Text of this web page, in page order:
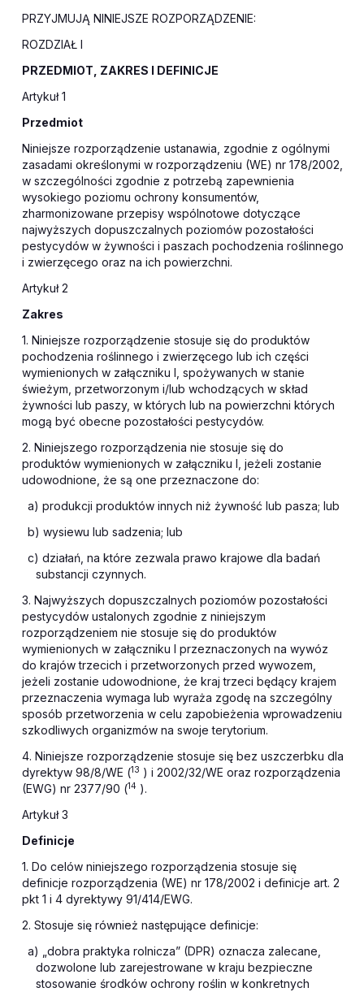
PRZYJMUJĄ NINIEJSZE ROZPORZĄDZENIE:
ROZDZIAŁ I
PRZEDMIOT, ZAKRES I DEFINICJE
Artykuł 1
Przedmiot
Niniejsze rozporządzenie ustanawia, zgodnie z ogólnymi
zasadami określonymi w rozporządzeniu (WE) nr 178/2002,
w szczególności zgodnie z potrzebą zapewnienia
wysokiego poziomu ochrony konsumentów,
zharmonizowane przepisy wspólnotowe dotyczące
najwyższych dopuszczalnych poziomów pozostałości
pestycydów w żywności i paszach pochodzenia roślinnego
i zwierzęcego oraz na ich powierzchni.
Artykuł 2
Zakres
1. Niniejsze rozporządzenie stosuje się do produktów
pochodzenia roślinnego i zwierzęcego lub ich części
wymienionych w załączniku I, spożywanych w stanie
świeżym, przetworzonym i/lub wchodzących w skład
żywności lub paszy, w których lub na powierzchni których
mogą być obecne pozostałości pestycydów.
2. Niniejszego rozporządzenia nie stosuje się do
produktów wymienionych w załączniku I, jeżeli zostanie
udowodnione, że są one przeznaczone do:
a) produkcji produktów innych niż żywność lub pasza; lub
b) wysiewu lub sadzenia; lub
c) działań, na które zezwala prawo krajowe dla badań
substancji czynnych.
3. Najwyższych dopuszczalnych poziomów pozostałości
pestycydów ustalonych zgodnie z niniejszym
rozporządzeniem nie stosuje się do produktów
wymienionych w załączniku I przeznaczonych na wywóz
do krajów trzecich i przetworzonych przed wywozem,
jeżeli zostanie udowodnione, że kraj trzeci będący krajem
przeznaczenia wymaga lub wyraża zgodę na szczególny
sposób przetworzenia w celu zapobieżenia wprowadzeniu
szkodliwych organizmów na swoje terytorium.
4. Niniejsze rozporządzenie stosuje się bez uszczerbku dla
dyrektyw 98/8/WE (13 ) i 2002/32/WE oraz rozporządzenia
(EWG) nr 2377/90 (14 ).
Artykuł 3
Definicje
1. Do celów niniejszego rozporządzenia stosuje się
definicje rozporządzenia (WE) nr 178/2002 i definicje art. 2
pkt 1 i 4 dyrektywy 91/414/EWG.
2. Stosuje się również następujące definicje:
a) „dobra praktyka rolnicza” (DPR) oznacza zalecane,
dozwolone lub zarejestrowane w kraju bezpieczne
stosowanie środków ochrony roślin w konkretnych